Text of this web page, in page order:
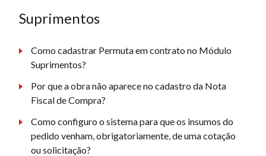
Suprimentos
Como cadastrar Permuta em contrato no Módulo
Suprimentos?
Por que a obra não aparece no cadastro da Nota
Fiscal de Compra?
Como configuro o sistema para que os insumos do
pedido venham, obrigatoriamente, de uma cotação
ou solicitação?